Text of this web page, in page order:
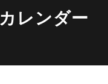
カレンダー